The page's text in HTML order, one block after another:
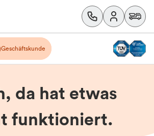
Geschäftskunde
da hat etwas
funktioniert.